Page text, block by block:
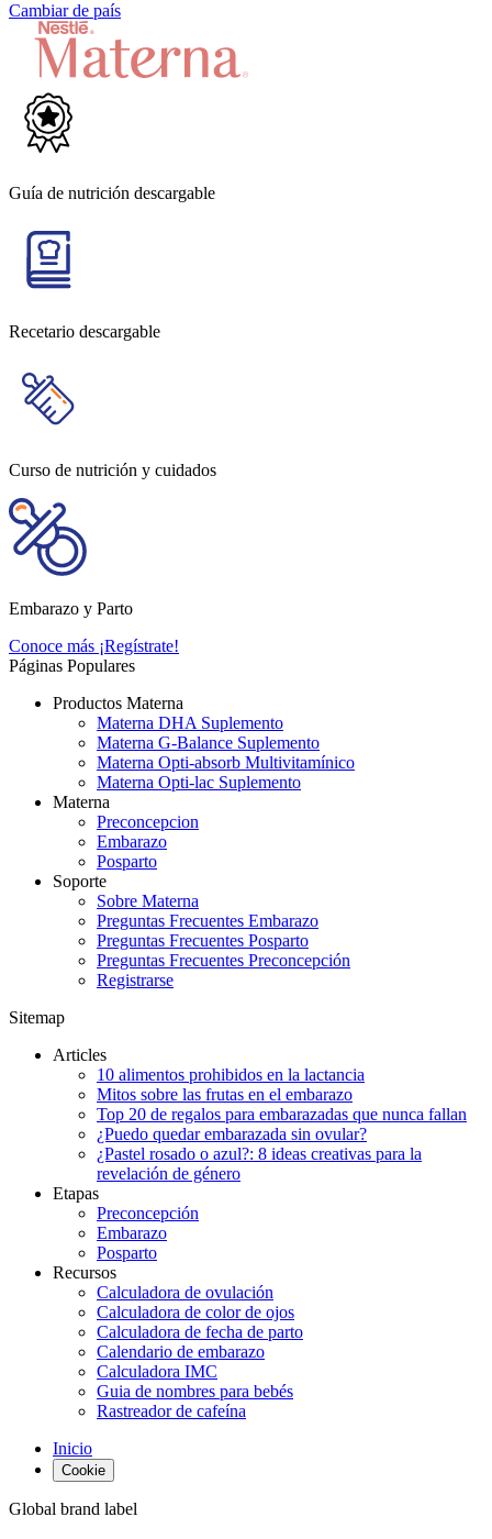
Cambiar de país
Guía de nutrición descargable
Recetario descargable
Curso de nutrición y cuidados
Embarazo y Parto
Conoce más ¡Regístrate!
Páginas Populares
Productos Materna
Materna DHA Suplemento
Materna G-Balance Suplemento
Materna Opti-absorb Multivitamínico
Materna Opti-lac Suplemento
Materna
Preconcepcion
Embarazo
Posparto
Soporte
Sobre Materna
Preguntas Frecuentes Embarazo
Preguntas Frecuentes Posparto
Preguntas Frecuentes Preconcepción
Registrarse
Sitemap
Articles
10 alimentos prohibidos en la lactancia
Mitos sobre las frutas en el embarazo
Top 20 de regalos para embarazadas que nunca fallan
¿Puedo quedar embarazada sin ovular?
¿Pastel rosado o azul?: 8 ideas creativas para la
revelación de género
Etapas
Preconcepción
Embarazo
Posparto
Recursos
Calculadora de ovulación
Calculadora de color de ojos
Calculadora de fecha de parto
Calendario de embarazo
Calculadora IMC
Guia de nombres para bebés
Rastreador de cafeína
Inicio
Cookie
Global brand label